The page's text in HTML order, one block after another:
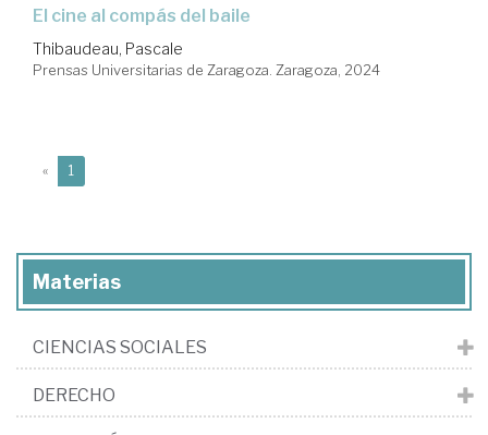
El cine al compás del baile
Thibaudeau, Pascale
Prensas Universitarias de Zaragoza. Zaragoza, 2024
« 1
Materias
CIENCIAS SOCIALES
DERECHO